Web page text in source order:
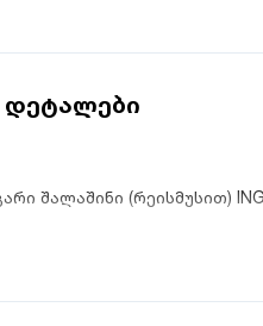
შალაშინი (რეისმუსით)
ბრ/წთ;